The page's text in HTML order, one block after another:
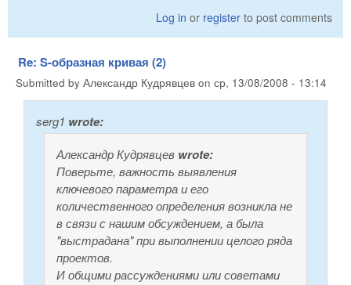
Log in or register to post comments
Re: S-образная кривая (2)
Submitted by Александр Кудрявцев on ср, 13/08/2008 - 13:14
serg1 wrote:
Александр Кудрявцев wrote:
Поверьте, важность выявления
ключевого параметра и его
количественного определения возникла не
в связи с нашим обсуждением, а была
"выстрадана" при выполнении целого ряда
проектов.
И общими рассуждениями или советами